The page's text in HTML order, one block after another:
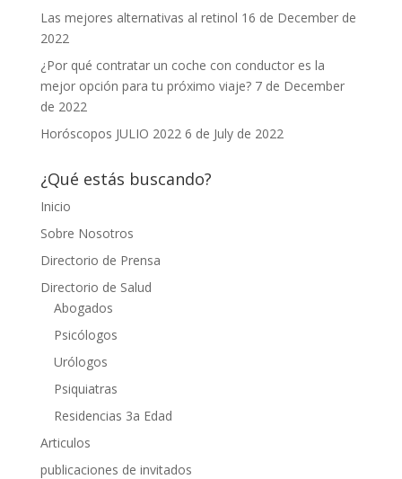
Las mejores alternativas al retinol 16 de December de
2022
¿Por qué contratar un coche con conductor es la
mejor opción para tu próximo viaje? 7 de December
de 2022
Horóscopos JULIO 2022 6 de July de 2022
¿Qué estás buscando?
Inicio
Sobre Nosotros
Directorio de Prensa
Directorio de Salud
Abogados
Psicólogos
Urólogos
Psiquiatras
Residencias 3a Edad
Articulos
publicaciones de invitados